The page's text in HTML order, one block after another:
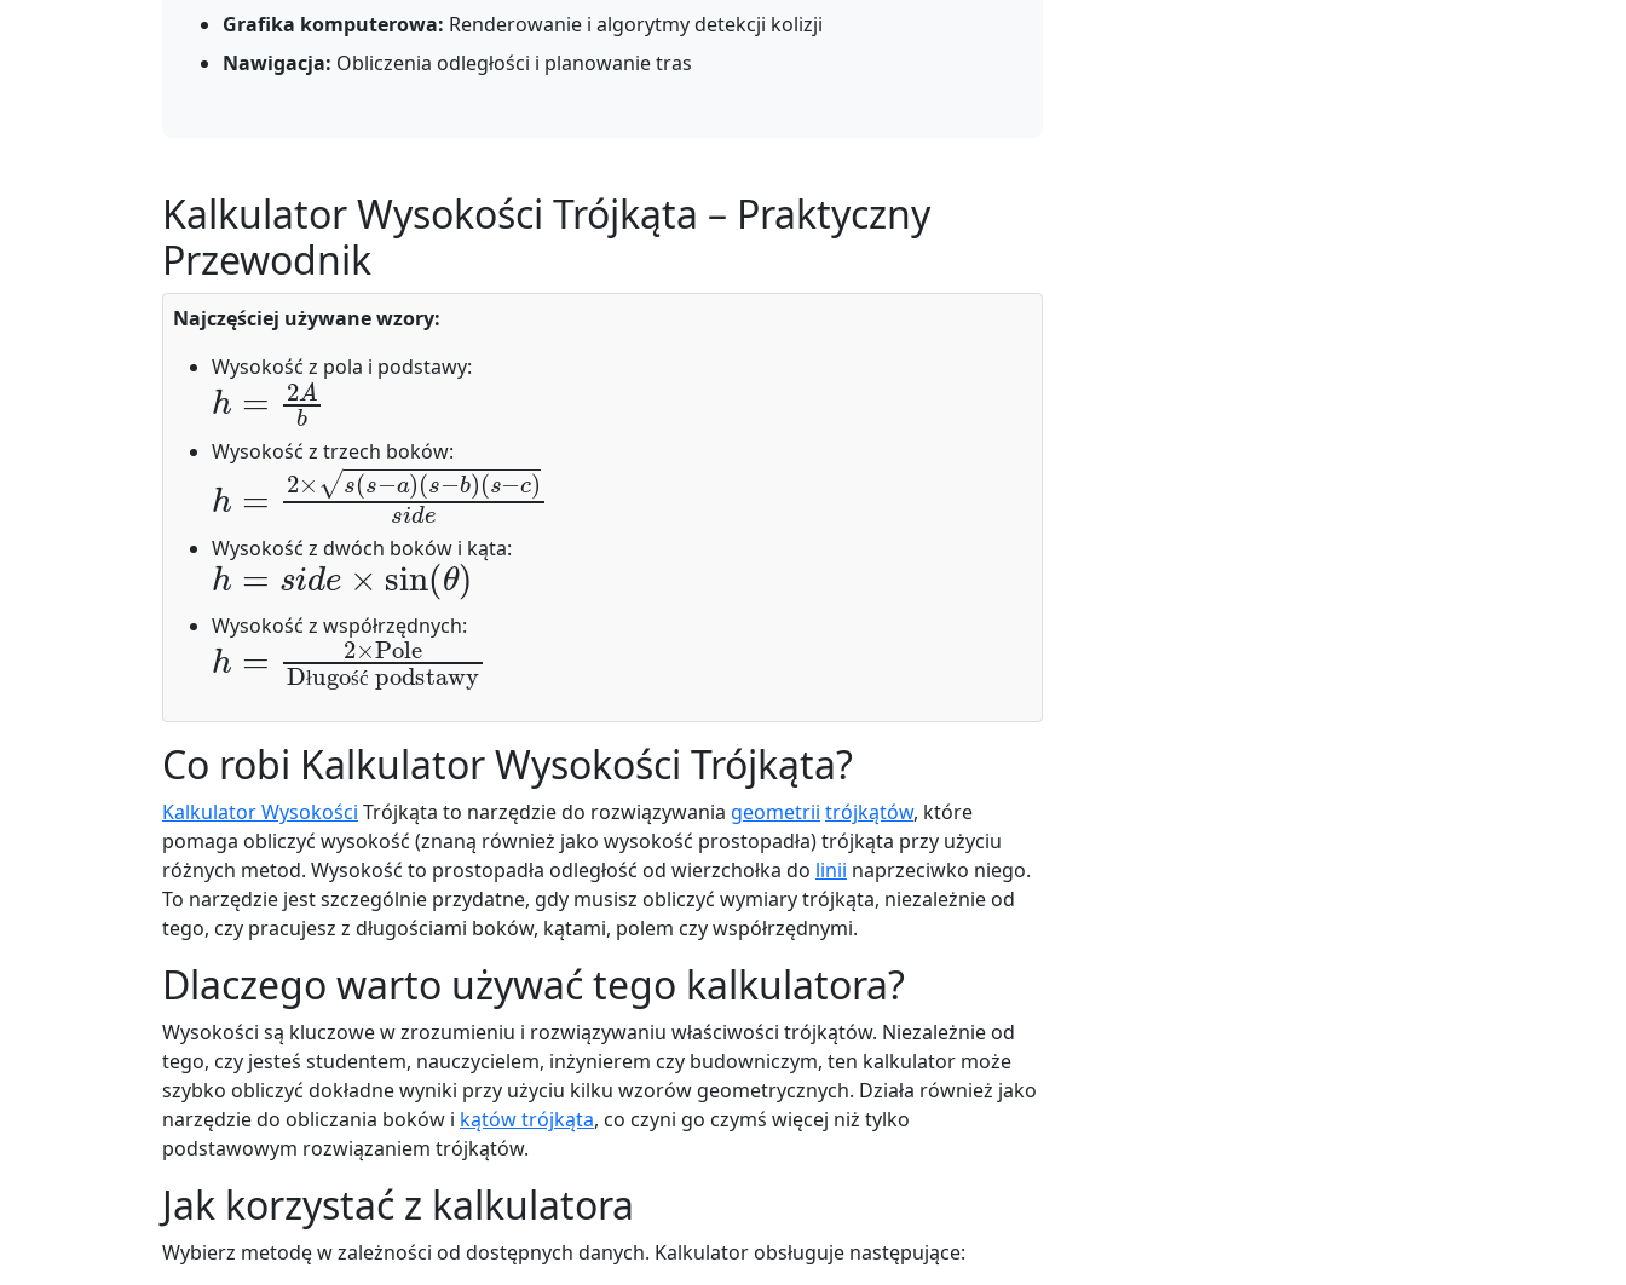
Grafika komputerowa: Renderowanie i algorytmy detekcji kolizji
Nawigacja: Obliczenia odległości i planowanie tras
Kalkulator Wysokości Trójkąta – Praktyczny
Przewodnik
Najczęściej używane wzory:
Wysokość z pola i podstawy:
h=2Ab
Wysokość z trzech boków:
h=2×s(s−a)(s−b)
(s−c)side
Wysokość z dwóch boków i kąta:
h=side×sin(θ)
Wysokość z współrzędnych:
ł ś ć
h=2×Pole
Długość podstawy
Co robi Kalkulator Wysokości Trójkąta?
Kalkulator Wysokości Trójkąta to narzędzie do rozwiązywania geometrii trójkątów, które
pomaga obliczyć wysokość (znaną również jako wysokość prostopadła) trójkąta przy użyciu
różnych metod. Wysokość to prostopadła odległość od wierzchołka do linii naprzeciwko niego.
To narzędzie jest szczególnie przydatne, gdy musisz obliczyć wymiary trójkąta, niezależnie od
tego, czy pracujesz z długościami boków, kątami, polem czy współrzędnymi.
Dlaczego warto używać tego kalkulatora?
Wysokości są kluczowe w zrozumieniu i rozwiązywaniu właściwości trójkątów. Niezależnie od
tego, czy jesteś studentem, nauczycielem, inżynierem czy budowniczym, ten kalkulator może
szybko obliczyć dokładne wyniki przy użyciu kilku wzorów geometrycznych. Działa również jako
narzędzie do obliczania boków i kątów trójkąta, co czyni go czymś więcej niż tylko
podstawowym rozwiązaniem trójkątów.
Jak korzystać z kalkulatora
Wybierz metodę w zależności od dostępnych danych. Kalkulator obsługuje następujące: